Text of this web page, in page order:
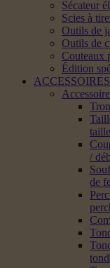
Sécateur
Scies à
Outils de
Outils de
Couteaux
Édition
ACCESSOIRES
/
de